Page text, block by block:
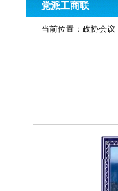
党派工商联
当前位置： 政协会议